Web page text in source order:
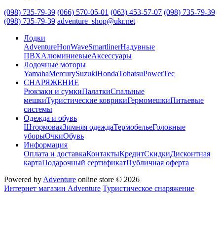
(098) 735-79-39 (066) 570-05-01 (063) 453-57-07 (098) 735-79-39
(098) 735-79-39 adventure_shop@ukr.net
Лодки
AdventureHonWaveSmartlinerНадувные
ПВХАлюминиевыеАксессуары
Лодочные моторы
YamahaMercurySuzukiHondaTohatsuPowerTec
СНАРЯЖЕНИЕ
Рюкзаки и сумкиПалаткиСпальные
мешкиТуристические коврикиГермомешкиПитьевые
системы
Одежда и обувь
ШтормоваяЗимняя одеждаТермобельеГоловные
уборыОчкиОбувь
Информация
Оплата и доставкаКонтактыКредитСкидкиДисконтная
картаПодарочный сертификатПубличная оферта
Powered by Adventure online store © 2026
Интернет магазин Adventure Туристическое снаряжение